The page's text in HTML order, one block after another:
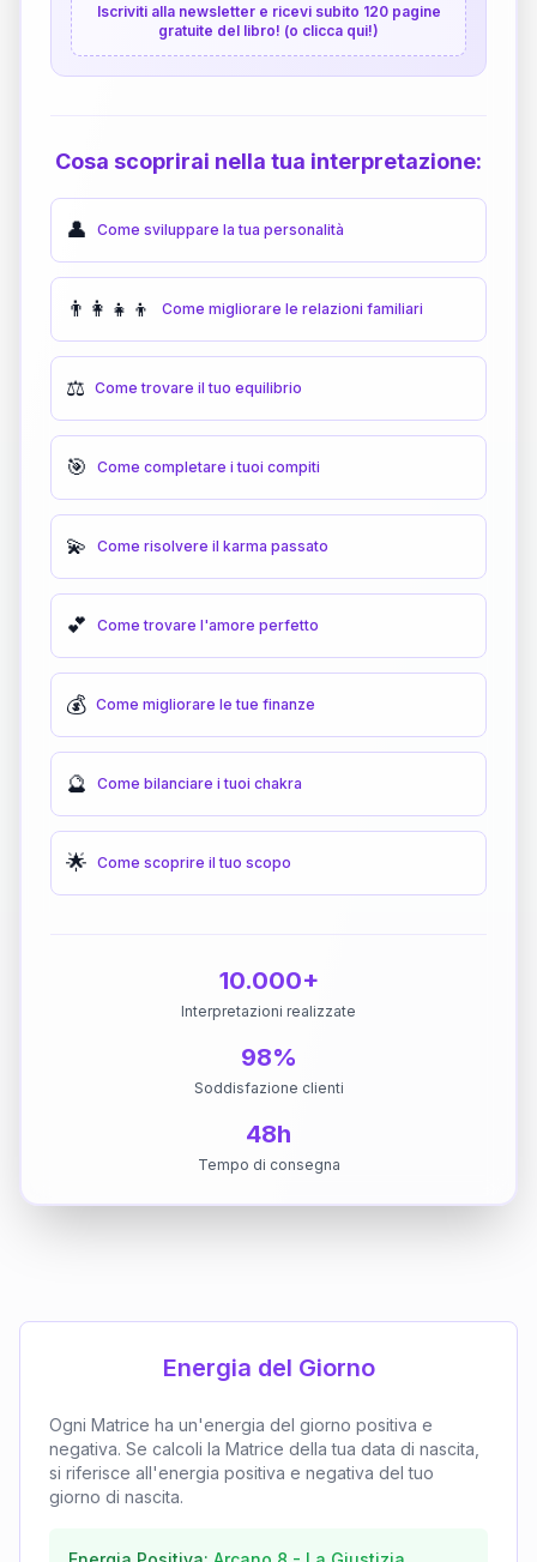
Iscriviti alla newsletter e ricevi subito 120 pagine
gratuite del libro! (o clicca qui!)
Cosa scoprirai nella tua interpretazione:
👤 Come sviluppare la tua personalità
👨‍👩‍👧‍👦 Come migliorare le relazioni familiari
⚖️ Come trovare il tuo equilibrio
🎯 Come completare i tuoi compiti
💫 Come risolvere il karma passato
💕 Come trovare l'amore perfetto
💰 Come migliorare le tue finanze
🔮 Come bilanciare i tuoi chakra
🌟 Come scoprire il tuo scopo
10.000+
Interpretazioni realizzate
98%
Soddisfazione clienti
48h
Tempo di consegna
Energia del Giorno
Ogni Matrice ha un'energia del giorno positiva e
negativa. Se calcoli la Matrice della tua data di nascita,
si riferisce all'energia positiva e negativa del tuo
giorno di nascita.